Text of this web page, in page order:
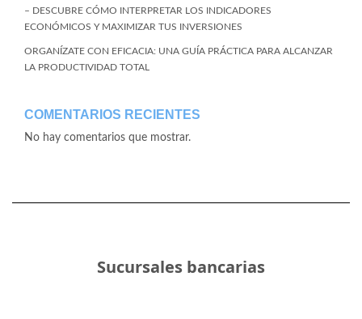
– DESCUBRE CÓMO INTERPRETAR LOS INDICADORES
ECONÓMICOS Y MAXIMIZAR TUS INVERSIONES
ORGANÍZATE CON EFICACIA: UNA GUÍA PRÁCTICA PARA ALCANZAR
LA PRODUCTIVIDAD TOTAL
COMENTARIOS RECIENTES
No hay comentarios que mostrar.
Sucursales bancarias